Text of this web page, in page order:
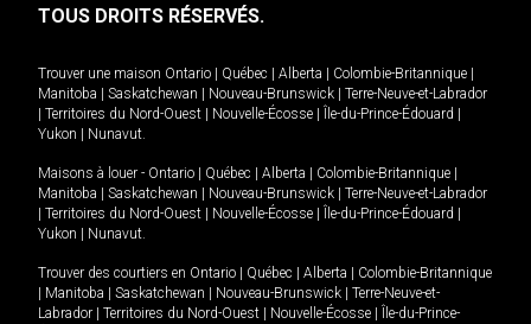
TOUS DROITS RÉSERVÉS.
Trouver une maison Ontario Québec Alberta Colombie-Britannique
Manitoba
Saskatchewan Nouveau-Brunswick
Terre-Neuve-et-Labrador
Territoires du Nord-Ouest Nouvelle-Écosse Île-du-Prince-Édouard
Yukon
Nunavut.
Maisons à louer - Ontario Québec Alberta Colombie-Britannique
Manitoba
Saskatchewan Nouveau-Brunswick
Terre-Neuve-et-Labrador
Territoires du Nord-Ouest Nouvelle-Écosse Île-du-Prince-Édouard
Yukon
Nunavut.
Trouver des courtiers en Ontario Québec Alberta
Colombie-Britannique
Manitoba Saskatchewan Nouveau-Brunswick
Terre-Neuve-et-
Labrador
Territoires du Nord-Ouest Nouvelle-Écosse
Île-du-Prince-